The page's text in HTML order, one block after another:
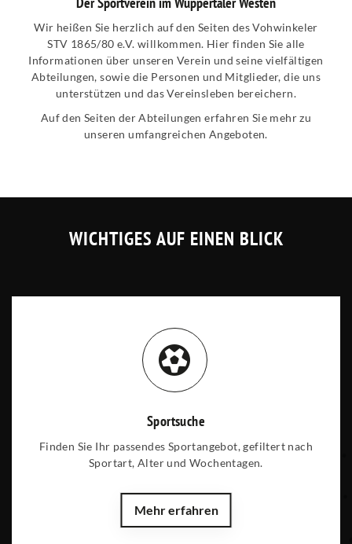
Wir heißen Sie herzlich auf den Seiten des Vohwinkeler
STV 1865/80 e.V. willkommen. Hier finden Sie alle
Informationen über unseren Verein und seine vielfältigen
Abteilungen, sowie die Personen und Mitglieder, die uns
unterstützen und das Vereinsleben bereichern.
Auf den Seiten der Abteilungen erfahren Sie mehr zu
unseren umfangreichen Angeboten.
WICHTIGES AUF EINEN BLICK
Sportsuche
Finden Sie Ihr passendes Sportangebot, gefiltert nach
Sportart, Alter und Wochentagen.
Mehr erfahren